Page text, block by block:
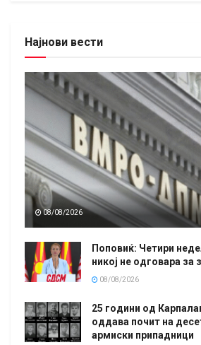
Најнови вести
08/08/2026
Поповиќ: Четири
никој не одговара за
08/08/2026
25 години од
оддава почит на
армиски припадници